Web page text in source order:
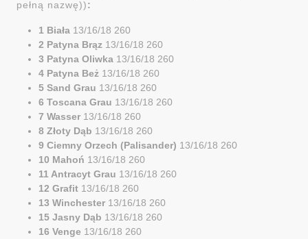
pełną nazwę)):
1 Biała 13/16/18 260
2 Patyna Brąz 13/16/18 260
3 Patyna Oliwka 13/16/18 260
4 Patyna Beż 13/16/18 260
5 Sand Grau 13/16/18 260
6 Toscana Grau 13/16/18 260
7 Wasser 13/16/18 260
8 Złoty Dąb 13/16/18 260
9 Ciemny Orzech (Palisander) 13/16/18 260
10 Mahoń 13/16/18 260
11 Antracyt Grau 13/16/18 260
12 Grafit 13/16/18 260
13 Winchester 13/16/18 260
15 Jasny Dąb 13/16/18 260
16 Venge 13/16/18 260